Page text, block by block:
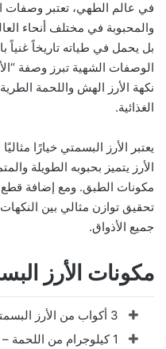
في عالم الطهي، تعتبر وصفات
والمحبوبة في مختلف أنحاء
بل يحمل في طياته تاريخاً غنياً
الوصفات الشهية تبرز وصفة
نكهة الأرز الهش واللحمة
الغذائية.
يعتبر الأرز البسمتي خيارًا
الأرز يتميز بحبوبه الطويلة
مكونات الطبق. ومع إضافة قطع
تحقيق توازن مثالي بين
جميع الأذواق.
مكونات الأرز
3 أكواب من الأرز البسمتي
1 كيلوجرام من اللحمة – مقطعة قطع